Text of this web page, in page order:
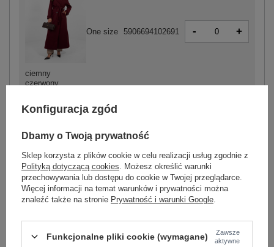
ciemny
czerwony
One size 5906694102691 - +
ciemny różowy
One size 5906694102752 - +
Zobacz wszystkie kolory (+5)
Konfiguracja zgód
Dbamy o Twoją prywatność
Sklep korzysta z plików cookie w celu realizacji usług zgodnie z
Polityką dotyczącą cookies . Możesz określić warunki
przechowywania lub dostępu do cookie w Twojej przeglądarce.
Więcej informacji na temat warunków i prywatności można
znaleźć także na stronie Prywatność i warunki Google
Funkcjonalne pliki cookie (wymagane)
Zawsze
aktywne